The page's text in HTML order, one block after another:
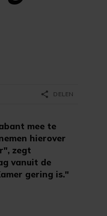
mee te
hierover
zegt
vanuit de
gering is."
share DELEN